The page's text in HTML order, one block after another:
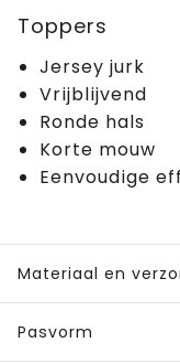
Toppers
Jersey jurk
Vrijblijvend
Ronde hals
Korte mouw
Eenvoudige
Materiaal en
Pasvorm